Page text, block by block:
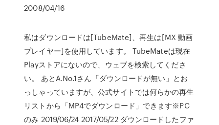
2008/04/16
私はダウンロードは[TubeMate]、再生は[MX 動画
プレイヤー]を使用しています。 TubeMateは現在
Playストアにないので、ウェブを検索してくださ
い。 あとA.No.1さん「ダウンロードが無い」とお
っしゃっていますが、公式サイトでは何らかの再生
リストから「MP4でダウンロード」できます※PC
のみ 2019/06/24 2017/05/22 ダウンロードしたファ